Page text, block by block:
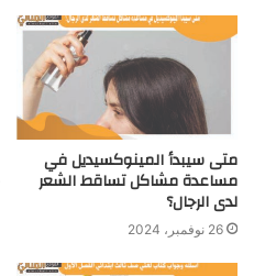
متى سيبدأ المينوكسيديل في
مساعدة مشاكل تساقط الشعر
لدى الرجال؟
26 نوفمبر، 2024